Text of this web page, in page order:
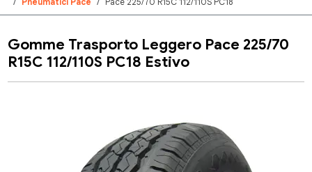
Gomme Trasporto Leggero Pace 225/70
R15C 112/110S PC18 Estivo